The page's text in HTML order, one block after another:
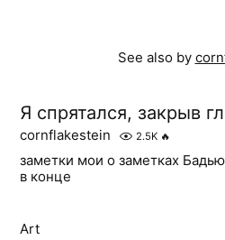
See also by
Я спрятался, закрыв
cornflakestein 2.5K 🔥
заметки мои о заметках
в конце
Art